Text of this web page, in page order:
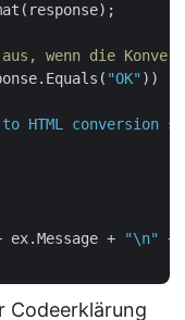
wenn die
"OK" ))
to HTML conversion
ex.Message + "\n"
+
Codeerklärung